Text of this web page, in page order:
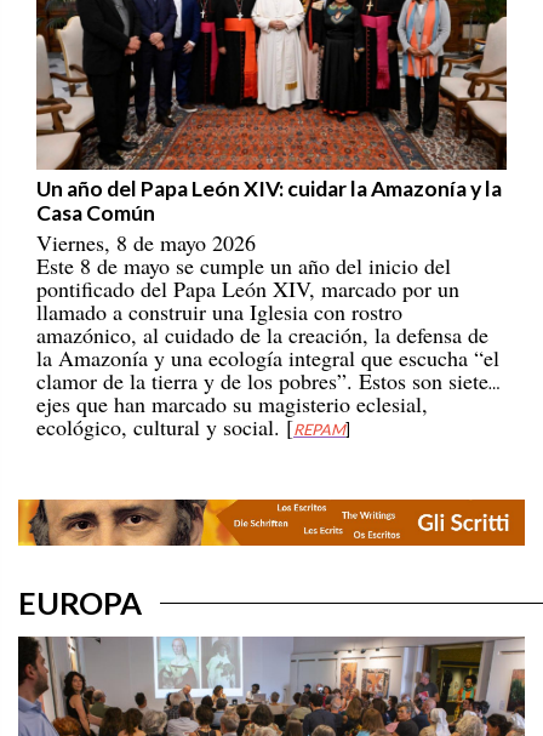
Un año del Papa León XIV: cuidar la Amazonía y la
Casa Común
Viernes, 8 de mayo 2026
Este 8 de mayo se cumple un año del inicio del
pontificado del Papa León XIV, marcado por un
llamado a construir una Iglesia con rostro
amazónico, al cuidado de la creación, la defensa de
la Amazonía y una ecología integral que escucha “el
clamor de la tierra y de los pobres”. Estos son siete
ejes que han marcado su magisterio eclesial,
ecológico, cultural y social. [REPAM]